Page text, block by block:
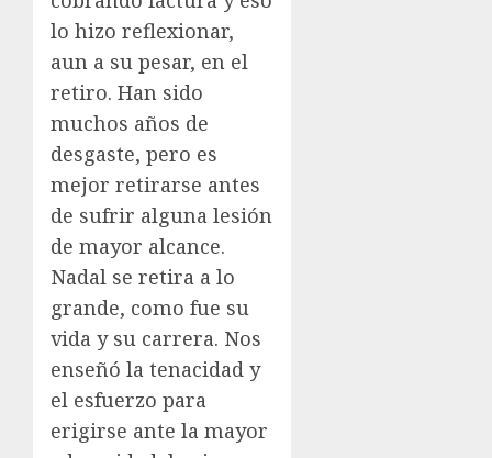
lo hizo reflexionar,
aun a su pesar, en el
retiro. Han sido
muchos años de
desgaste, pero es
mejor retirarse antes
de sufrir alguna lesión
de mayor alcance.
Nadal se retira a lo
grande, como fue su
vida y su carrera. Nos
enseñó la tenacidad y
el esfuerzo para
erigirse ante la mayor